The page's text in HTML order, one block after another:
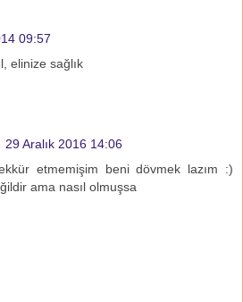
09:57
elinize sağlık
29 Aralık 2016 14:06
etmemişim beni dövmek lazım :)
ama nasıl olmuşsa